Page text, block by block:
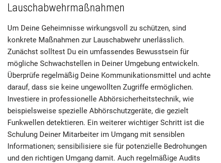
Lauschabwehrmaßnahmen
Um Deine Geheimnisse wirkungsvoll zu schützen, sind
konkrete Maßnahmen zur Lauschabwehr unerlässlich.
Zunächst solltest Du ein umfassendes Bewusstsein für
mögliche Schwachstellen in Deiner Umgebung entwickeln.
Überprüfe regelmäßig Deine Kommunikationsmittel und achte
darauf, dass sie keine ungewollten Zugriffe ermöglichen.
Investiere in professionelle Abhörsicherheitstechnik, wie
beispielsweise spezielle Abhörschutzgeräte, die gezielt
Funkwellen detektieren. Ein weiterer wichtiger Schritt ist die
Schulung Deiner Mitarbeiter im Umgang mit sensiblen
Informationen; sensibilisiere sie für potenzielle Bedrohungen
und den richtigen Umgang damit. Auch regelmäßige Audits